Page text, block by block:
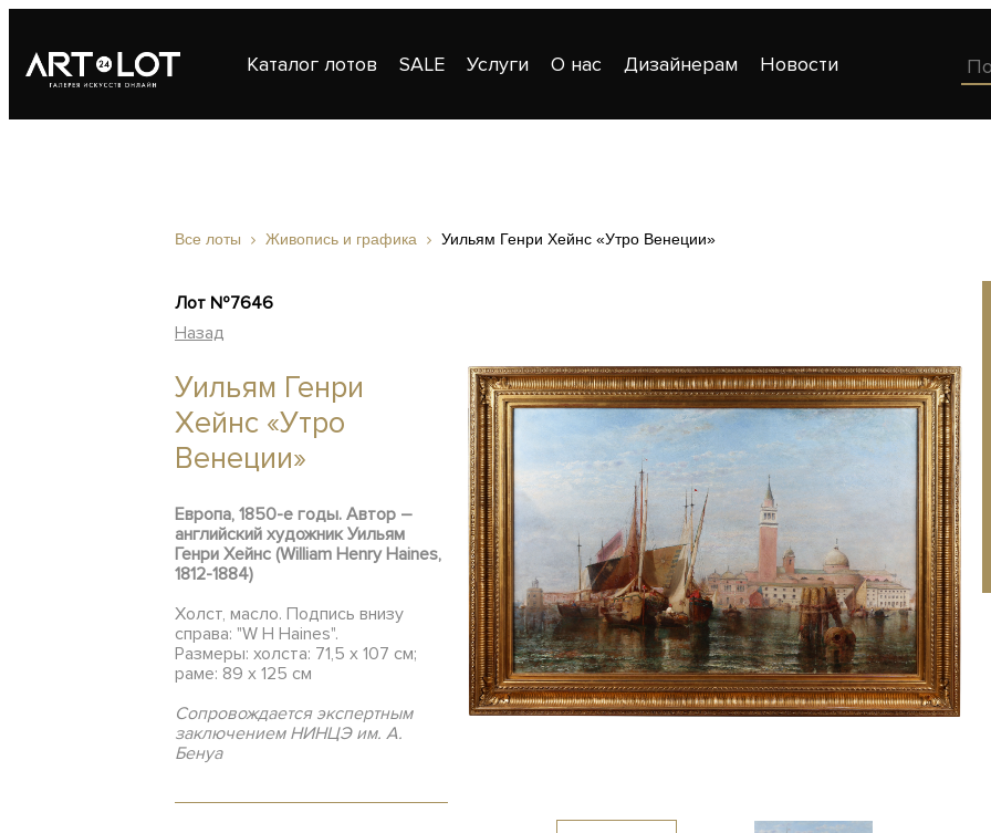
Каталог лотов SALE Услуги О нас Дизайнерам Новости
Все лоты Живопись и графика Уильям Генри Хейнс «Утро Венеции»
Лот №7646
Назад
Уильям Генри
Хейнс «Утро
Венеции»
Европа, 1850-е годы. Автор –
английский художник Уильям
Генри Хейнс (William Henry Haines,
1812-1884)
Холст, масло. Подпись внизу
справа: "W H Haines".
Размеры: холста: 71,5 х 107 см;
раме: 89 х 125 см
Сопровождается экспертным
заключением НИНЦЭ им. А.
Бенуа